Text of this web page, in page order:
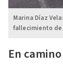
Marina Díaz
fallecimiento de
En